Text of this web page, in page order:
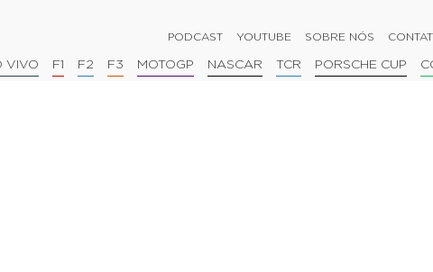
PODCAST YOUTUBE SOBRE NÓS
VIVO F1 F2 F3 MOTOGP NASCAR TCR PORSCHE CUP